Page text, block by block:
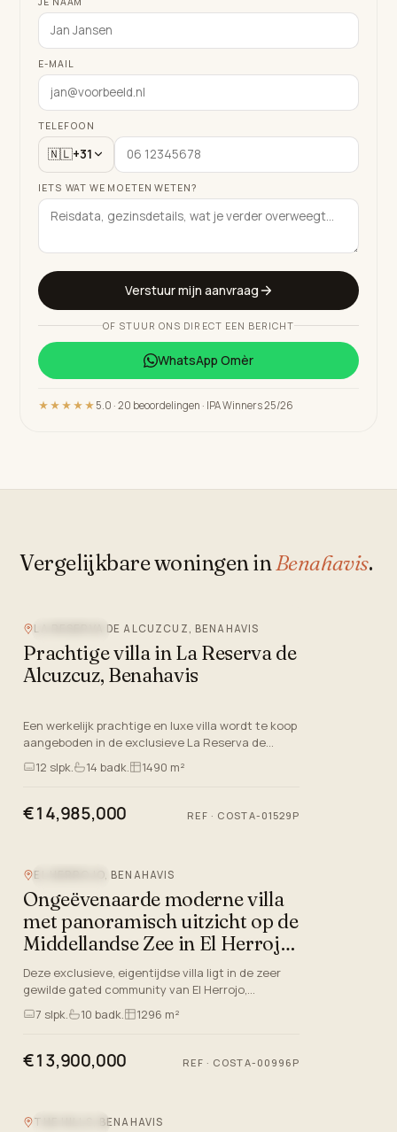
E-MAIL
TELEFOON
🇳🇱+31
IETS WAT WE MOETEN WETEN?
Verstuur mijn aanvraag
OF STUUR ONS DIRECT EEN BERICHT
WhatsApp Omèr
★★★★★ 5.0 · 20 beoordelingen · IPA Winners 25/26
Vergelijkbare woningen in Benahavis.
LA RESERVA DE ALCUZCUZ, BENAHAVIS
Prachtige villa in La Reserva de
Alcuzcuz, Benahavis
Een werkelijk prachtige en luxe villa wordt te koop
aangeboden in de exclusieve La Reserva de
Alcuzcuz, Benahavis, Malaga. Deze
accommodatie ligt op een indruk…
12 slpk. 14 badk. 1490 m²
€14,985,000 REF · COSTA-01529P
EL HERROJO, BENAHAVIS
Ongeëvenaarde moderne villa
met panoramisch uitzicht op de
Middellandse Zee in El Herrojo,
Benahavis
Deze exclusieve, eigentijdse villa ligt in de zeer
gewilde gated community van El Herrojo,
Benahavis, aan de Costa Del Sol. Gelegen op een
van de laatst beschi…
7 slpk. 10 badk. 1296 m²
€13,900,000 REF · COSTA-00996P
THE HILLS, BENAHAVIS